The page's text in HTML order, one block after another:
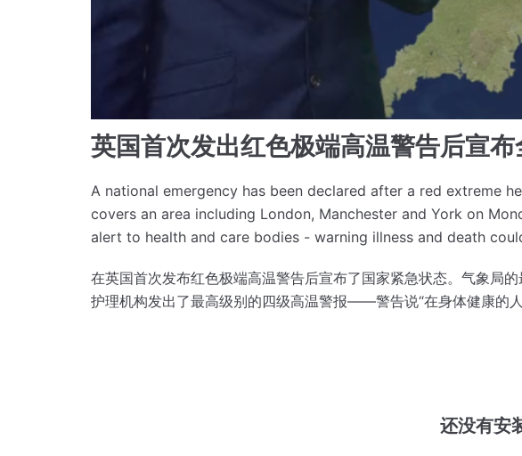
英国首次发出红色极端高温警告后宣
A national emergency has been declared after a red extreme
covers an area including London, Manchester and York on
alert to health and care bodies - warning illness and death
在英国首次发布红色极端高温警告后宣布了国家紧急状态。 气象局的
护理机构发出了最高级别的四级高温警报——警告说“在身体健康的人
还没有安